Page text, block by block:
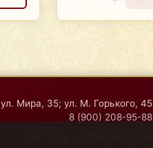
Мира, 35; ул. М. Горького, 45
8 (900) 208-95-88